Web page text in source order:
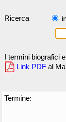
Ricerca
I termini biografici
Link PDF al
Termine: